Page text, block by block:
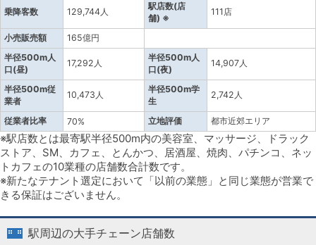
乗降客数 129,744人
駅店数(店
舗) ※
111店
小売販売額
165億円
半径500m人
口(昼)
17,292人
半径500m人
口(夜)
14,907人
半径500m従
業者
10,473人
半径500m学
生
2,742人
従業者比率 70% 立地評価 都市近郊エリア
※駅店数とは最寄駅半径500m内の美容室、マッサージ、ドラック
ストア、SM、カフェ、とんかつ、居酒屋、焼肉、パチンコ、ネッ
トカフェの10業種の店舗数合計数です。
※新たなテナント選定において「以前の業態」と同じ業態が営業で
きる保証はございません。
駅周辺の大手チェーン店舗数